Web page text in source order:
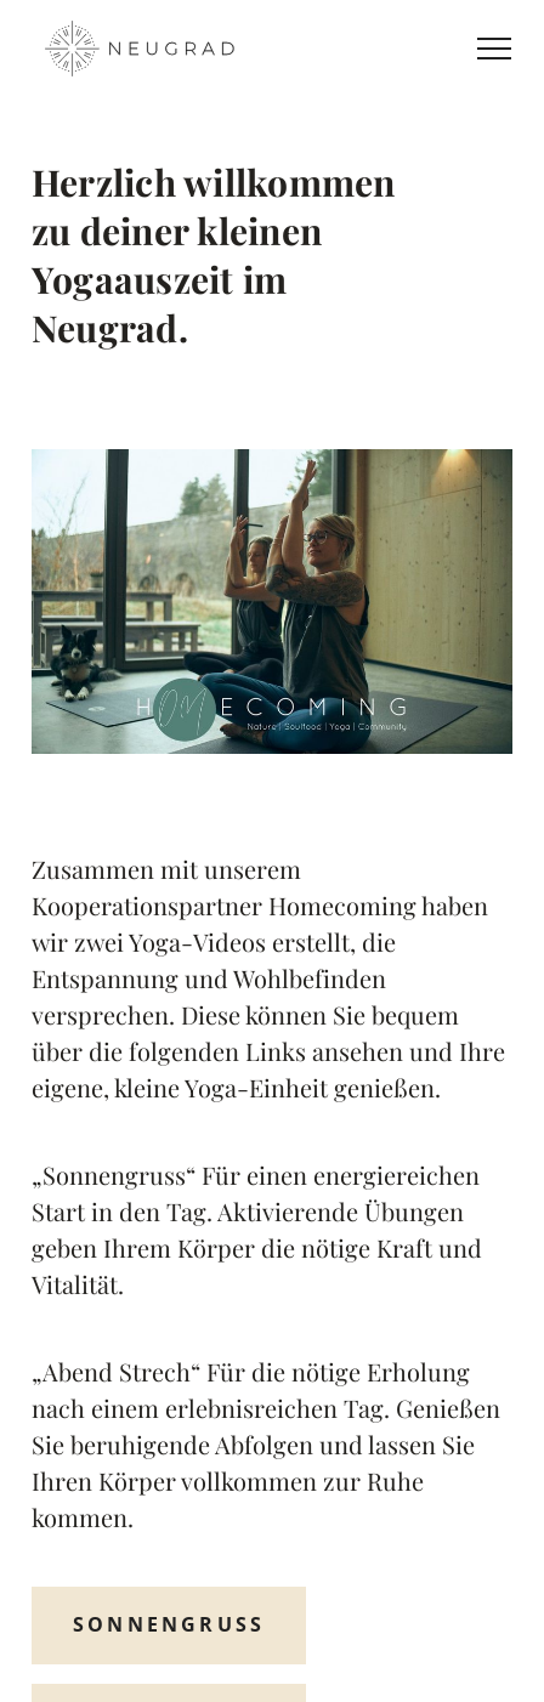
Herzlich willkommen
zu deiner kleinen
Yogaauszeit im
Neugrad.
Sun rises over distant coastline
Zusammen mit unserem
Kooperationspartner Homecoming haben
wir zwei Yoga-Videos erstellt, die
Entspannung und Wohlbefinden
versprechen. Diese können Sie bequem
über die folgenden Links ansehen und Ihre
eigene, kleine Yoga-Einheit genießen.
„Sonnengruss“ Für einen energiereichen
Start in den Tag. Aktivierende Übungen
geben Ihrem Körper die nötige Kraft und
Vitalität.
„Abend Strech“ Für die nötige Erholung
nach einem erlebnisreichen Tag. Genießen
Sie beruhigende Abfolgen und lassen Sie
Ihren Körper vollkommen zur Ruhe
kommen.
SONNENGRUSS